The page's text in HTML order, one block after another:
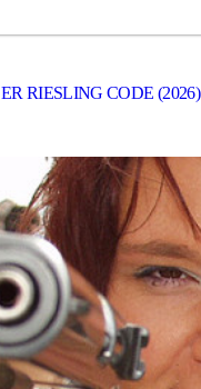
RIESLING CODE (2026)